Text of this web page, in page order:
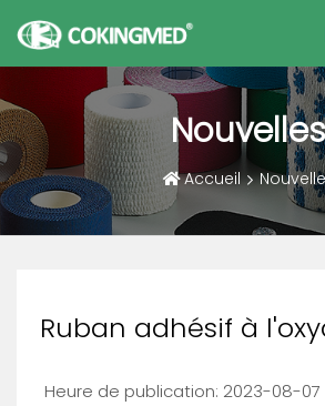
Nouvelles
Accueil
Ruban adhésif à
Heure de publication: 2023-08-07